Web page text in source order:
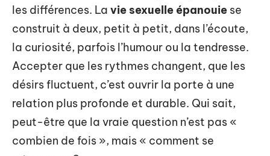
les différences. La vie sexuelle épanouie se
construit à deux, petit à petit, dans l’écoute,
la curiosité, parfois l’humour ou la tendresse.
Accepter que les rythmes changent, que les
désirs fluctuent, c’est ouvrir la porte à une
relation plus profonde et durable. Qui sait,
peut-être que la vraie question n’est pas «
combien de fois », mais « comment se